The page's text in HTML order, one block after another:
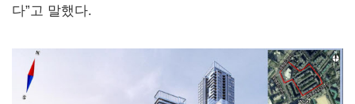
다”고 말했다.